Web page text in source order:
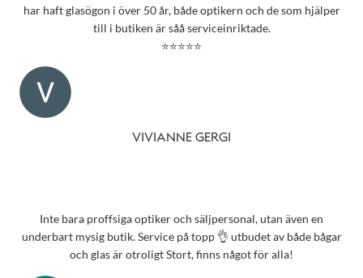
har haft glasögon i över 50 år, både optikern och de som hjälper
till i butiken är såå serviceinriktade.
⭐⭐⭐⭐⭐
VIVIANNE GERGI
Inte bara proffsiga optiker och säljpersonal, utan även en
underbart mysig butik. Service på topp 👌 utbudet av både bågar
och glas är otroligt Stort, finns något för alla!